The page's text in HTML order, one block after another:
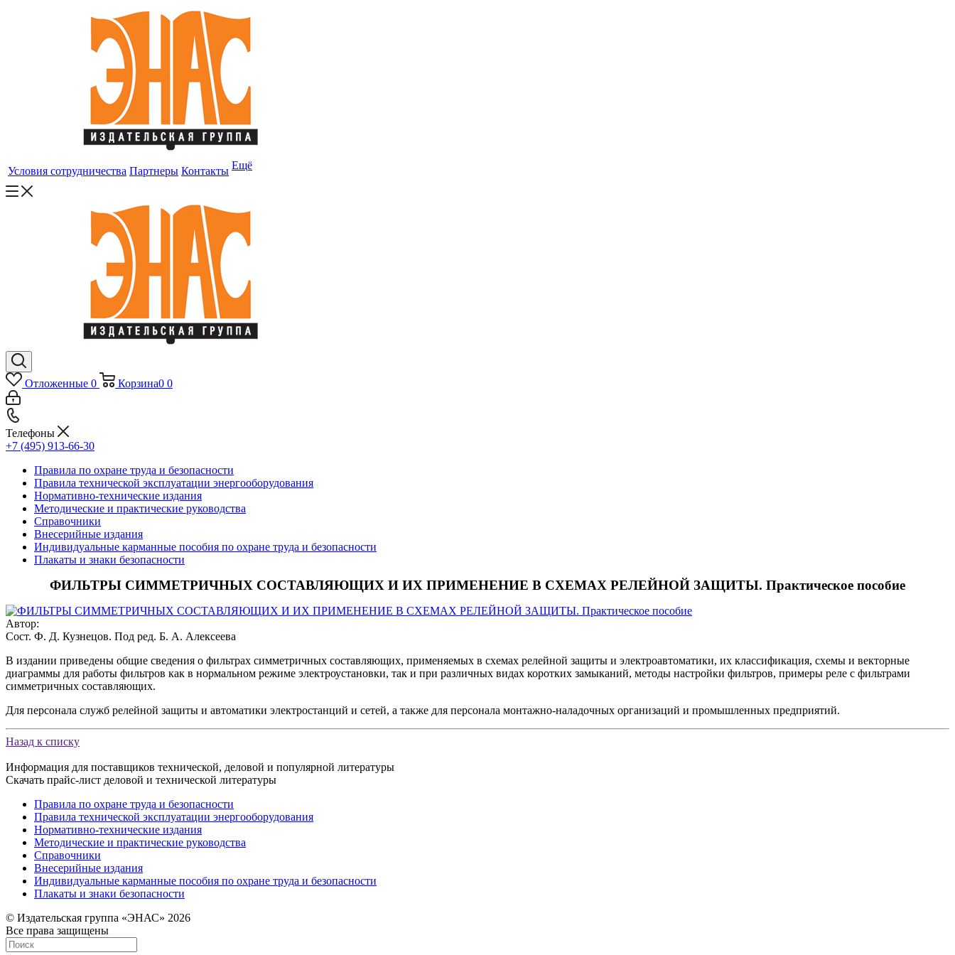
Условия сотрудничества Партнеры Контакты Ещё
Отложенные 0 Корзина0 0
Телефоны
+7 (495) 913-66-30
Правила по охране труда и безопасности
Правила технической эксплуатации энергооборудования
Нормативно-технические издания
Методические и практические руководства
Справочники
Внесерийные издания
Индивидуальные карманные пособия по охране труда и безопасности
Плакаты и знаки безопасности
ФИЛЬТРЫ СИММЕТРИЧНЫХ СОСТАВЛЯЮЩИХ И ИХ ПРИМЕНЕНИЕ В СХЕМАХ РЕЛЕЙНОЙ ЗАЩИТЫ. Практическое пособие
Автор:
Сост. Ф. Д. Кузнецов. Под ред. Б. А. Алексеева
В издании приведены общие сведения о фильтрах симметричных составляющих, применяемых в схемах релейной защиты и электроавтоматики, их классификация, схемы и векторные
диаграммы для работы фильтров как в нормальном режиме электроустановки, так и при различных видах коротких замыканий, методы настройки фильтров, примеры реле с фильтрами
симметричных составляющих.
Для персонала служб релейной защиты и автоматики электростанций и сетей, а также для персонала монтажно-наладочных организаций и промышленных предприятий.
Назад к списку
Информация для поставщиков технической, деловой и популярной литературы
Скачать прайс-лист деловой и технической литературы
Правила по охране труда и безопасности
Правила технической эксплуатации энергооборудования
Нормативно-технические издания
Методические и практические руководства
Справочники
Внесерийные издания
Индивидуальные карманные пособия по охране труда и безопасности
Плакаты и знаки безопасности
© Издательская группа «ЭНАС» 2026
Все права защищены